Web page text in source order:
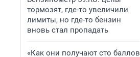
тормозят, где-то увеличили
лимиты, но где-то бензин
вновь стал пропадать
«Как они получают сто баллов